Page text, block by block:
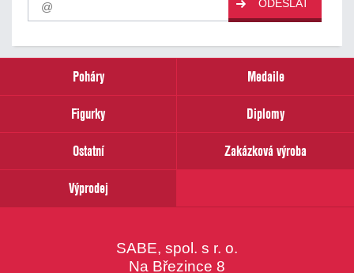
odběr
našich
email
ODESLAT
Poháry
Medaile
Figurky
Diplomy
Ostatní
Zakázková výroba
Výprodej
SABE, spol. s r. o.
Na Březince 8